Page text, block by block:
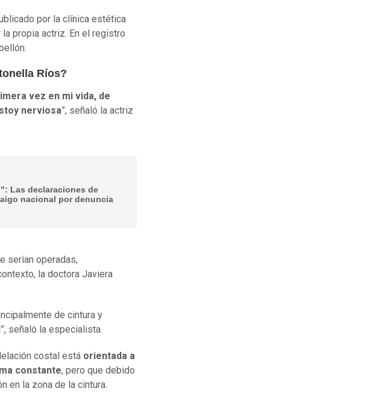
por la clínica estética
propia actriz. En el registro
Ríos?
vez en mi vida, de
nerviosa”, señaló la actriz
Las declaraciones de
nacional por denuncia
serían operadas,
la doctora Javiera
de cintura y
”, señaló la especialista.
costal está orientada a
constante, pero que debido
en la zona de la cintura.